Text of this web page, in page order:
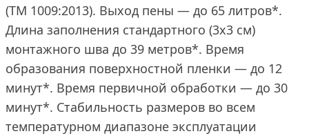
(TM 1009:2013). Выход пены — до 65 литров*.
Длина заполнения стандартного (3х3 см)
монтажного шва до 39 метров*. Время
образования поверхностной пленки — до 12
минут*. Время первичной обработки — до 30
минут*. Стабильность размеров во всем
температурном диапазоне эксплуатации